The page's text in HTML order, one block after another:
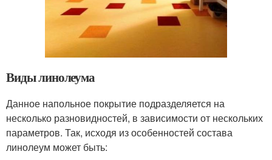
Виды линолеума
Данное напольное покрытие подразделяется на
несколько разновидностей, в зависимости от нескольких
параметров. Так, исходя из особенностей состава
линолеум может быть: